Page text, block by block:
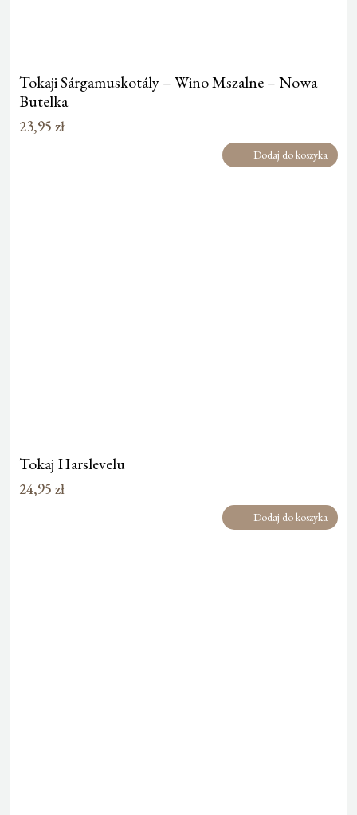
Tokaji Sárgamuskotály – Wino Mszalne – Nowa
Butelka
23,95 zł
Dodaj do koszyka
Tokaj Harslevelu
24,95 zł
Dodaj do koszyka